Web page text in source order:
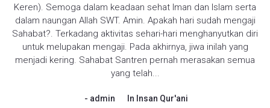
Keren). Semoga dalam keadaan sehat Iman dan Islam serta
dalam naungan Allah SWT. Amin. Apakah hari sudah mengaji
Sahabat?. Terkadang aktivitas sehari-hari menghanyutkan diri
untuk melupakan mengaji. Pada akhirnya, jiwa inilah yang
menjadi kering. Sahabat Santren pernah merasakan semua
yang telah...
admin In Insan Qur'ani